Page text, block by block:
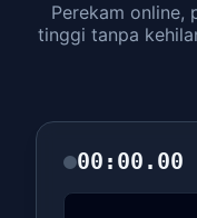
Perekam online,
tinggi tanpa
00:00.00